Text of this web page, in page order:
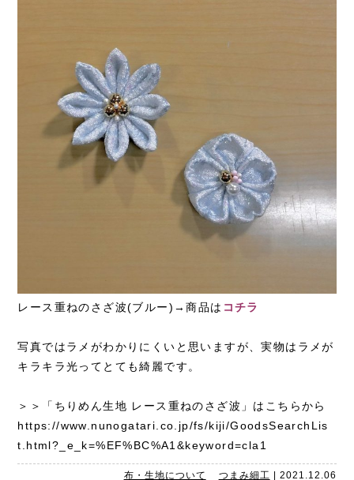
レース重ねのさざ波(ブルー)→商品は コチラ
写真ではラメがわかりにくいと思いますが、実物はラメが
キラキラ光ってとても綺麗です。
＞＞「ちりめん生地 レース重ねのさざ波」はこちらから
https://www.nunogatari.co.jp/fs/kiji/GoodsSearchLis
t.html?_e_k=%EF%BC%A1&keyword=cla1
布・生地について つまみ細工 2021.12.06